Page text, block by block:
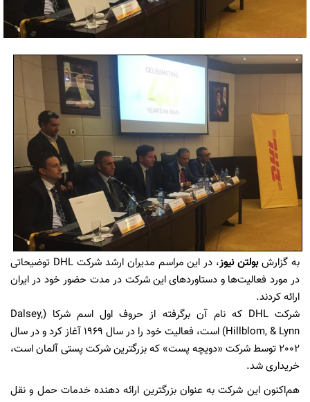
به گزارشبولتن نیوز
، در این مراسم مدیران ارشد شرکت DHL توضیحاتی
در مورد فعالیت‌ها و دستاورد‌های این شرکت در مدت حضور خود در ایران
ارائه کردند.
شرکت DHL که نام آن برگرفته از حروف اول اسم شرکا (Dalsey,
Hillblom, & Lynn) است، فعالیت خود را در سال 1969 آغاز کرد و در سال
2002 توسط شرکت «دویچه پست» که بزرگترین شرکت پستی آلمان است،
خریداری شد.
هم‌اکنون این شرکت به عنوان بزرگترین ارائه دهنده خدمات حمل و نقل